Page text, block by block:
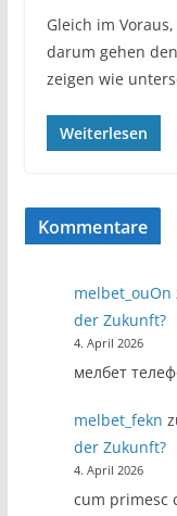
Gleich im
darum gehen
zeigen wie
Weiterlesen
Kommentare
melbet_ouOn
der Zukunft?
4. April 2026
мелбет
melbet_fekn
der Zukunft?
4. April 2026
cum primesc